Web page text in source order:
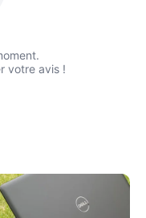
votre avis !